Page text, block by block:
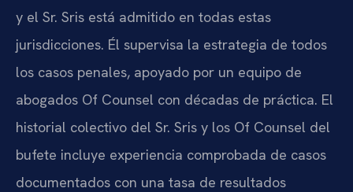
y el Sr. Sris está admitido en todas estas
jurisdicciones. Él supervisa la estrategia de todos
los casos penales, apoyado por un equipo de
abogados Of Counsel con décadas de práctica. El
historial colectivo del Sr. Sris y los Of Counsel del
bufete incluye experiencia comprobada de casos
documentados con una tasa de resultados